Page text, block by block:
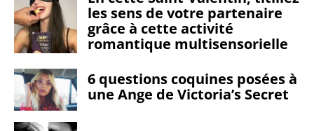
les sens de votre partenaire
grâce à cette activité
romantique multisensorielle
6 questions coquines posées à
une Ange de Victoria’s Secret